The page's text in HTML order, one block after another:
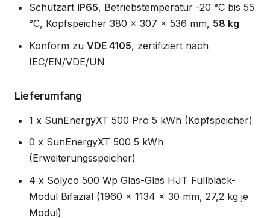
Schutzart IP65, Betriebstemperatur -20 °C bis 55
°C, Kopfspeicher 380 x 307 x 536 mm, 58 kg
Konform zu VDE 4105, zertifiziert nach
IEC/EN/VDE/UN
Lieferumfang
1 x SunEnergyXT 500 Pro 5 kWh (Kopfspeicher)
0 x SunEnergyXT 500 5 kWh
(Erweiterungsspeicher)
4 x Solyco 500 Wp Glas-Glas HJT Fullblack-
Modul Bifazial (1960 x 1134 x 30 mm, 27,2 kg je
Modul)